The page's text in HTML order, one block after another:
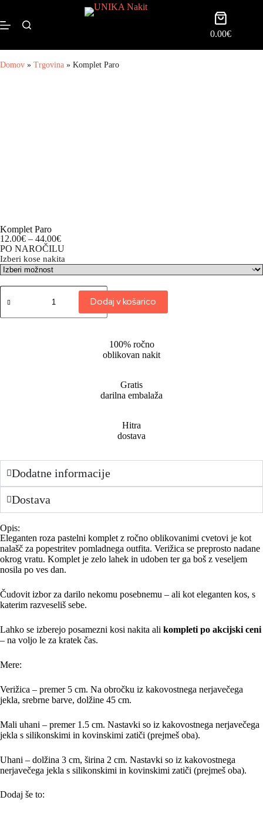
0.00€
Domov » Trgovina » Komplet Paro
Komplet Paro
12.00€ – 44.00€
PO NAROČILU
Izberi kose nakita
Dodaj v košarico
100% ročno
oblikovan nakit
Gratis
darilna embalaža
Hitra
dostava
Dodatne informacije
Dostava
Opis:
Eleganten roza pastelni komplet z ročno oblikovanimi cvetovi je kot
nalašč za popestritev pomladnega outfita. Verižica se preprosto nadane
okrog vratu. Komplet je zelo lahek in udoben ter ga boš z veseljem
nosila po ves dan.
Čudovit izbor za darilo nekomu posebnemu – ali kot eleganten kos, s
katerim razveseliš sebe.
Lahko se izberejo posamezni kosi nakita ali kompleti po akcijski ceni
– na voljo le za kratek čas.
Mere:
Verižica – premer 5 cm. Na obročku iz kakovostnega nerjavečega
jekla, srebrne barve, dolžine 45 cm.
Mali uhani – premer 1.5 cm. Nastavki so iz kakovostnega nerjavečega
jekla s silikonskimi in kovinskimi zatiči (prejmeš oba).
Uhani – dolžina 3 cm, širina 2 cm. Nastavki so iz kakovostnega
nerjavečega jekla s silikonskimi in kovinskimi zatiči (prejmeš oba).
Dodaj še to: